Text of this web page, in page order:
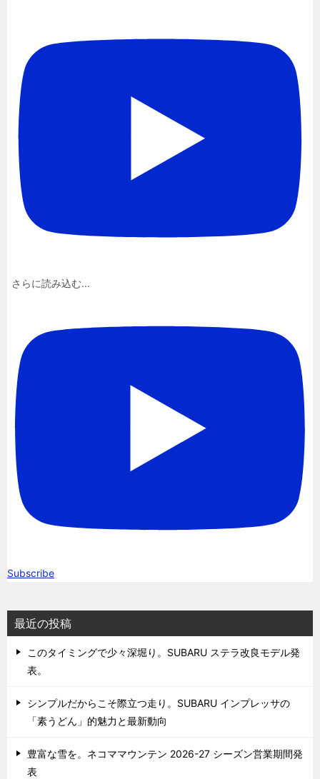
さらに読み込む...
Subscribe
最近の投稿
このタイミングで少々深堀り。SUBARU ステラ改良モデル発
表。
シンプルだからこそ際立つ走り。SUBARU インプレッサの
「素うどん」的魅力と最新動向
豊富な雪を。ネコママウンテン 2026-27 シーズン営業期間発
表